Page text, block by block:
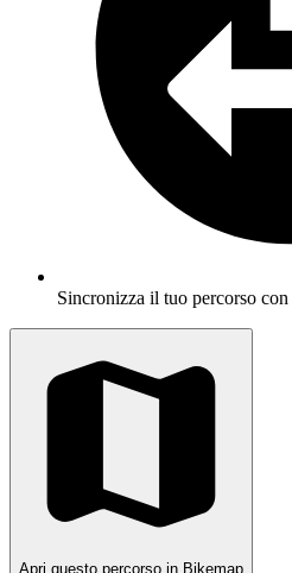
Sincronizza il tuo percorso con
Apri questo percorso in Bikemap